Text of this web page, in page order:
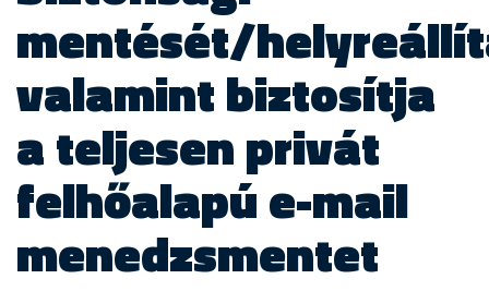
mentését/
valamint biztosítja
a teljesen privát
felhőalapú e-mail
menedzsmentet